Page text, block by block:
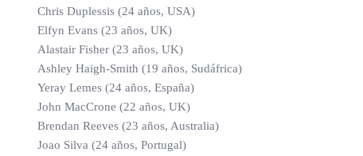
Chris Duplessis (24 años, USA)
Elfyn Evans (23 años, UK)
Alastair Fisher (23 años, UK)
Ashley Haigh-Smith (19 años, Sudáfrica)
Yeray Lemes (24 años, España)
John MacCrone (22 años, UK)
Brendan Reeves (23 años, Australia)
Joao Silva (24 años, Portugal)